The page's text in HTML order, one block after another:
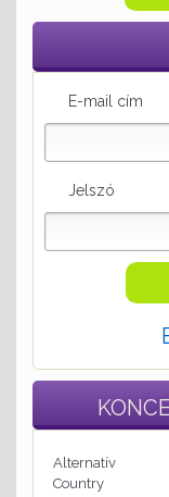
E-mail cím
Jelszó
Alternatív
Country